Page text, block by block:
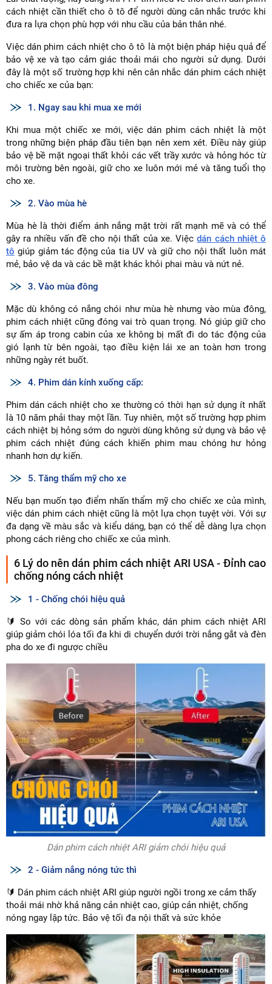
cách nhiệt cần thiết cho ô tô để người dùng cân nhắc trước khi
đưa ra lựa chọn phù hợp với nhu cầu của bản thân nhé.
Việc dán phim cách nhiệt cho ô tô là một biện pháp hiệu quả để
bảo vệ xe và tạo cảm giác thoải mái cho người sử dụng. Dưới
đây là một số trường hợp khi nên cân nhắc dán phim cách nhiệt
cho chiếc xe của bạn:
1. Ngay sau khi mua xe mới
Khi mua một chiếc xe mới, việc dán phim cách nhiệt là một
trong những biện pháp đầu tiên bạn nên xem xét. Điều này giúp
bảo vệ bề mặt ngoại thất khỏi các vết trầy xước và hỏng hóc từ
môi trường bên ngoài, giữ cho xe luôn mới mẻ và tăng tuổi thọ
cho xe.
2. Vào mùa hè
Mùa hè là thời điểm ánh nắng mặt trời rất mạnh mẽ và có thể
gây ra nhiều vấn đề cho nội thất của xe. Việcdán cách nhiệt ô
tô giúp giảm tác động của tia UV và giữ cho nội thất luôn mát
mẻ, bảo vệ da và các bề mặt khác khỏi phai màu và nứt nẻ.
3. Vào mùa đông
Mặc dù không có nắng chói như mùa hè nhưng vào mùa đông,
phim cách nhiệt cũng đóng vai trò quan trọng. Nó giúp giữ cho
sự ấm áp trong cabin của xe không bị mất đi do tác động của
gió lạnh từ bên ngoài, tạo điều kiện lái xe an toàn hơn trong
những ngày rét buốt.
4. Phim dán kính xuống cấp:
Phim dán cách nhiệt cho xe thường có thời hạn sử dụng ít nhất
là 10 năm phải thay một lần. Tuy nhiên, một số trường hợp phim
cách nhiệt bị hỏng sớm do người dùng không sử dụng và bảo vệ
phim cách nhiệt đúng cách khiến phim mau chóng hư hỏng
nhanh hơn dự kiến.
5. Tăng thẩm mỹ cho xe
Nếu bạn muốn tạo điểm nhấn thẩm mỹ cho chiếc xe của mình,
việc dán phim cách nhiệt cũng là một lựa chọn tuyệt vời. Với sự
đa dạng về màu sắc và kiểu dáng, bạn có thể dễ dàng lựa chọn
phong cách riêng cho chiếc xe của mình.
6 Lý do nên dán phim cách nhiệt ARI USA - Đỉnh cao
chống nóng cách nhiệt
1 - Chống chói hiệu quả
🔰 So với các dòng sản phẩm khác, dán phim cách nhiệt ARI
giúp giảm chói lóa tối đa khi di chuyển dưới trời nắng gắt và đèn
pha do xe đi ngược chiều
Dán phim cách nhiệt ARI giảm chói hiệu quả
2 - Giảm nắng nóng tức thì
🔰 Dán phim cách nhiệt ARI giúp người ngồi trong xe cảm thấy
thoải mái nhờ khả năng cản nhiệt cao, giúp cản nhiệt, chống
nóng ngay lập tức. Bảo vệ tối đa nội thất và sức khỏe